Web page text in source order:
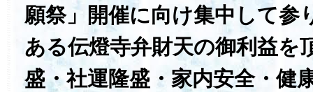
願祭」開催に向け集中して参
ある伝燈寺弁財天の御利益を
盛・社運隆盛・家内安全・健